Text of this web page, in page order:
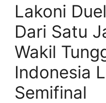
Lakoni
Dari Satu
Wakil
Indonesia
Semifinal